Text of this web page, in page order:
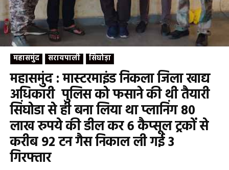
महासमुंद सरायपाली सिंघोड़ा
महासमुंद : मास्टरमाइंड निकला जिला खाद्य
अधिकारी पुलिस को फसाने की थी तैयारी
सिंघोडा से ही बना लिया था प्लानिंग 80
लाख रुपये की डील कर 6 कैप्सूल ट्रकों से
करीब 92 टन गैस निकाल ली गई 3
गिरफ्तार